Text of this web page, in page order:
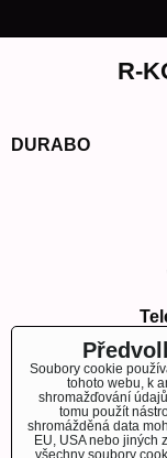
R-
DURABO
E-
Soubory cookie
tohoto webu, k
shromažďování
tomu použít
shromážděná data
EU, USA nebo jiných
všechny soubory